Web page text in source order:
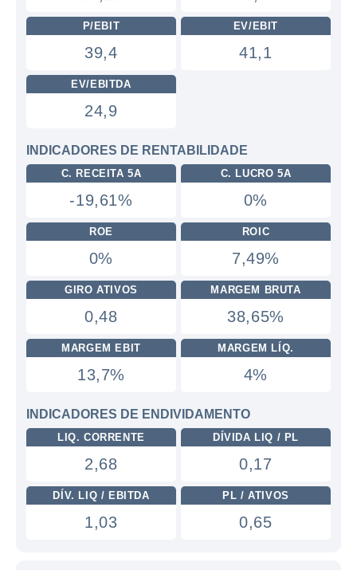
P/EBIT
39,4
EV/EBIT
41,1
EV/EBITDA
24,9
INDICADORES DE RENTABILIDADE
C. RECEITA 5A
-19,61%
C. LUCRO 5A
0%
ROE
0%
ROIC
7,49%
GIRO ATIVOS
0,48
MARGEM BRUTA
38,65%
MARGEM EBIT
13,7%
MARGEM LÍQ.
4%
INDICADORES DE ENDIVIDAMENTO
LIQ. CORRENTE
2,68
DÍVIDA LIQ / PL
0,17
DÍV. LIQ / EBITDA
1,03
PL / ATIVOS
0,65